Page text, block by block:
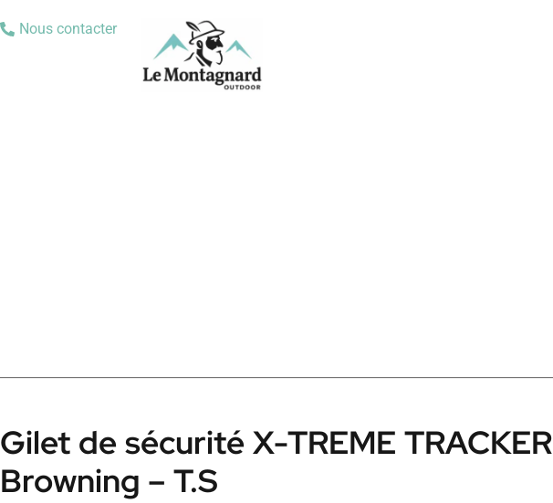
Nous contacter
Gilet de sécurité X-TREME TRACKER
Browning – T.S